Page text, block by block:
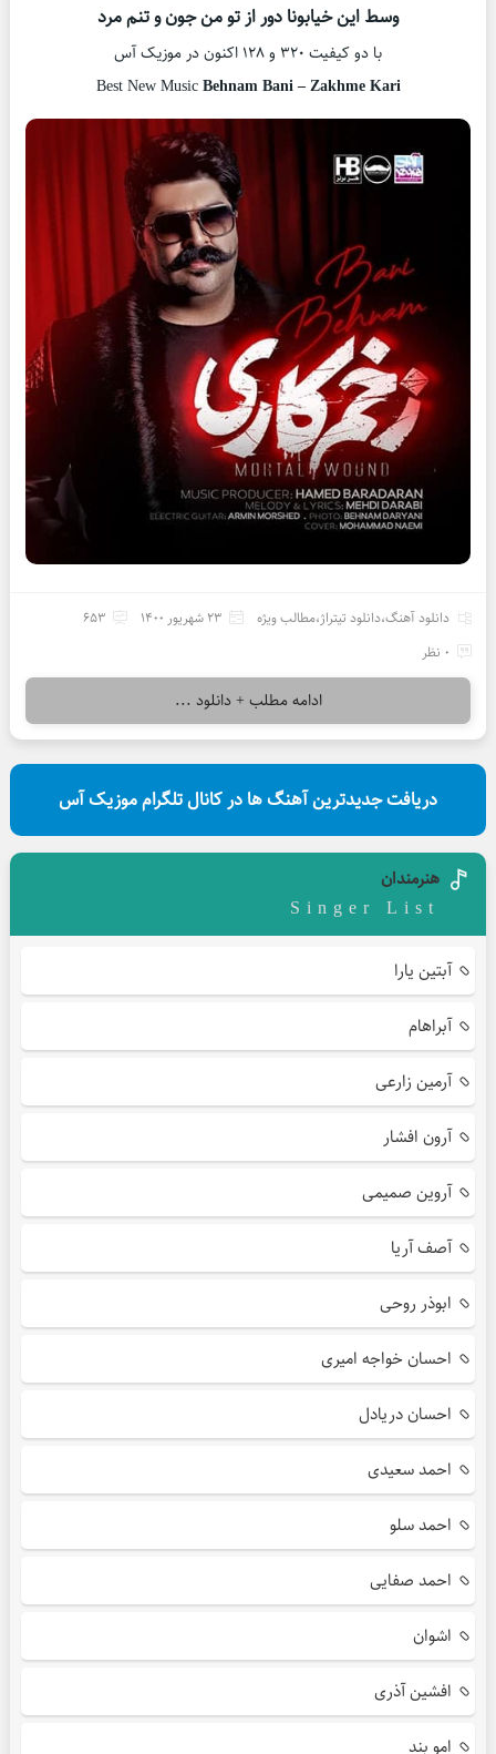
وسط این خیابونا دور از تو من جون و تنم مرد
با دو کیفیت ۳۲۰ و ۱۲۸ اکنون در موزیک آس
Best New MusicBehnam Bani – Zakhme Kari
دانلود آهنگ،دانلود تیتراژ،مطالب ویژه 23 شهریور 1400
653
0 نظر
ادامه مطلب + دانلود ...
دریافت جدیدترین آهنگ ها در کانال تلگرام موزیک آس
هنرمندان
Singer List
آبتین یارا
آبراهام
آرمین زارعی
آرون افشار
آروین صمیمی
آصف آریا
ابوذر روحی
احسان خواجه امیری
احسان دریادل
احمد سعیدی
احمد سلو
احمد صفایی
اشوان
افشین آذری
امو بند